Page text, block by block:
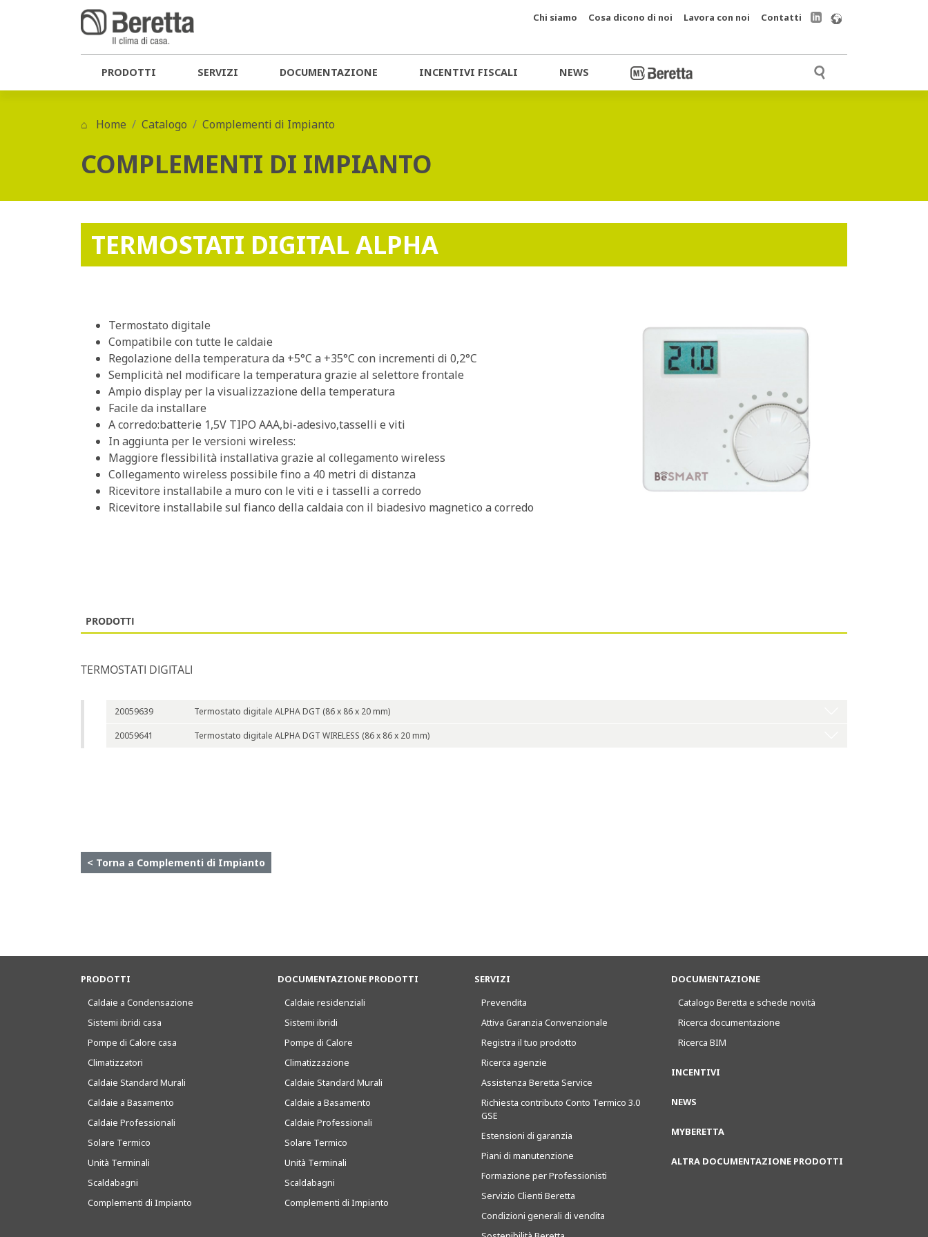
PRODOTTI SERVIZI DOCUMENTAZIONE INCENTIVI FISCALI NEWS
Chi siamo Cosa dicono di noi Lavora con noi Contatti
Home Catalogo Complementi di Impianto
COMPLEMENTI DI IMPIANTO
TERMOSTATI DIGITAL ALPHA
Termostato digitale
Compatibile con tutte le caldaie
Regolazione della temperatura da +5°C a +35°C con incrementi di 0,2°C
Semplicità nel modificare la temperatura grazie al selettore frontale
Ampio display per la visualizzazione della temperatura
Facile da installare
A corredo:batterie 1,5V TIPO AAA,bi-adesivo,tasselli e viti
In aggiunta per le versioni wireless:
Maggiore flessibilità installativa grazie al collegamento wireless
Collegamento wireless possibile fino a 40 metri di distanza
Ricevitore installabile a muro con le viti e i tasselli a corredo
Ricevitore installabile sul fianco della caldaia con il biadesivo magnetico a corredo
PRODOTTI
TERMOSTATI DIGITALI
20059639 Termostato digitale ALPHA DGT (86 x 86 x 20 mm)
20059641 Termostato digitale ALPHA DGT WIRELESS (86 x 86 x 20 mm)
< Torna a Complementi di Impianto
PRODOTTI
Caldaie a Condensazione
Sistemi ibridi casa
Pompe di Calore casa
Climatizzatori
Caldaie Standard Murali
Caldaie a Basamento
Caldaie Professionali
Solare Termico
Unità Terminali
Scaldabagni
Complementi di Impianto
DOCUMENTAZIONE PRODOTTI
Caldaie residenziali
Sistemi ibridi
Pompe di Calore
Climatizzazione
Caldaie Standard Murali
Caldaie a Basamento
Caldaie Professionali
Solare Termico
Unità Terminali
Scaldabagni
Complementi di Impianto
SERVIZI
Prevendita
Attiva Garanzia Convenzionale
Registra il tuo prodotto
Ricerca agenzie
Assistenza Beretta Service
Richiesta contributo Conto Termico 3.0
GSE
Estensioni di garanzia
Piani di manutenzione
Formazione per Professionisti
Servizio Clienti Beretta
Condizioni generali di vendita
DOCUMENTAZIONE
Catalogo Beretta e schede novità
Ricerca documentazione
Ricerca BIM
INCENTIVI
NEWS
MYBERETTA
ALTRA DOCUMENTAZIONE PRODOTTI